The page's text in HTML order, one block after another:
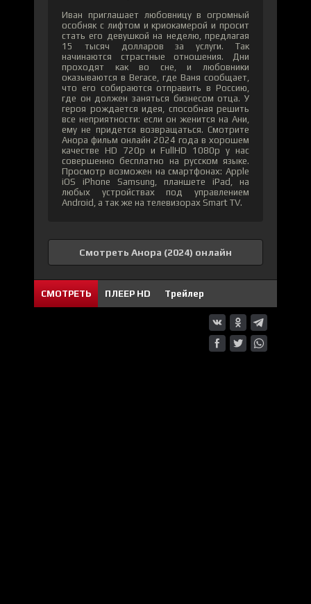
Иван приглашает любовницу в огромный
особняк с лифтом и криокамерой и просит
стать его девушкой на неделю, предлагая
15 тысяч долларов за услуги. Так
начинаются страстные отношения. Дни
проходят как во сне, и любовники
оказываются в Вегасе, где Ваня сообщает,
что его собираются отправить в Россию,
где он должен заняться бизнесом отца. У
героя рождается идея, способная решить
все неприятности: если он женится на Ани,
ему не придется возвращаться. Смотрите
Анора фильм онлайн 2024 года в хорошем
качестве HD 720p и FullHD 1080p у нас
совершенно бесплатно на русском языке.
Просмотр возможен на смартфонах: Apple
iOS iPhone Samsung, планшете iPad, на
любых устройствах под управлением
Android, а так же на телевизорах Smart TV.
Смотреть Анора (2024) онлайн
СМОТРЕТЬ ПЛЕЕР HD Трейлер